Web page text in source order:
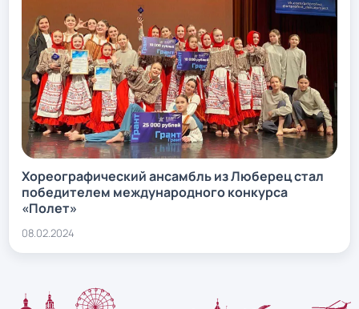
Хореографический ансамбль из Люберец стал
победителем международного конкурса
«Полет»
08.02.2024